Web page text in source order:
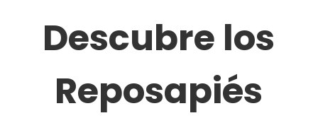
Descubre los
Reposapiés